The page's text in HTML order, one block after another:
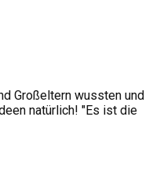
Großeltern wussten und
natürlich! "Es ist die